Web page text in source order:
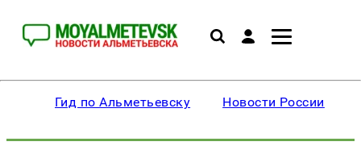
Гид по Альметьевску Новости России